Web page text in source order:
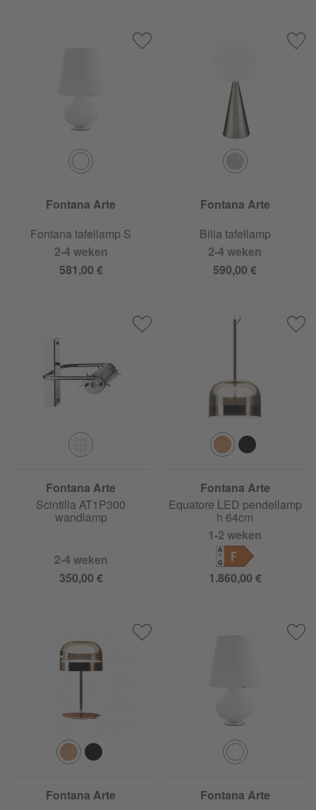
Fontana Arte
Fontana tafellamp S
2-4 weken
581,00 €
Fontana Arte
Bilia tafellamp
2-4 weken
590,00 €
Fontana Arte
Scintilla AT1P300
wandlamp
2-4 weken
350,00 €
Fontana Arte
Equatore LED pendellamp
h 64cm
1-2 weken
F
1.860,00 €
Fontana Arte
Fontana Arte